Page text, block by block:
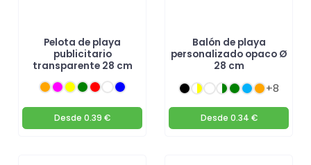
Pelota de playa
publicitario
transparente 28 cm
Desde 0.39 €
Balón de playa
personalizado opaco Ø
28 cm
+8
Desde 0.34 €